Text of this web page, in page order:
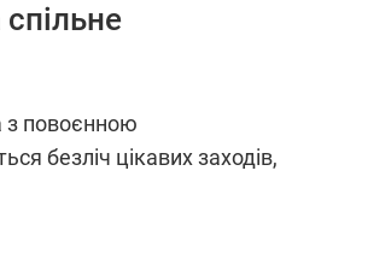
з повоєнною
безліч цікавих заходів,